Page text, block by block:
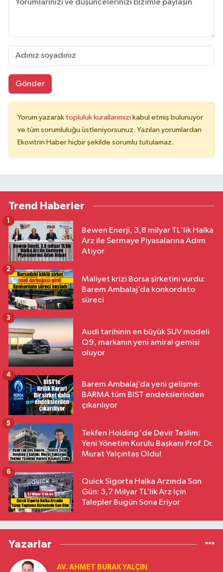
Gönder
Yorum yazarak topluluk kurallarımızı kabul etmiş bulunuyor
ve tüm sorumluluğu üstleniyorsunuz. Yazılan yorumlardan
Ekovitrin Haber hiçbir şekilde sorumlu tutulamaz.
Trend Haberler
Bewen Enerji, 3,8 milyar TL'lik Halka
Arz ile Sermaye Piyasalarına Adım
Atıyor
1
Maliyet krizi Borsa şirketini vurdu:
Barem Ambalaj’da konkordato
süreci
2
Audi tarihinin en büyük SUV modeli
Q9, markanın yeni amiral gemisi
oluyor
3
Barem Ambalaj’da yeni gelişme:
BARMA tüm BIST endekslerinden
çıkarılıyor
4
Tekfen Holding'de Devir Teslim:
Yeni Yönetim Kurulu Başkanı Prof. Dr.
Murat Yalçıntaş Oldu!
5
Quick Sigorta Halka Arzında Son
Gün: 3,7 Milyar TL’lik Arz İçin
Talepler Bugün Sona Eriyor
6
Yazarlar
AV. AHMET BURAK YALÇIN